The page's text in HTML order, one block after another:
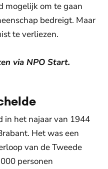
mogelijk om te gaan
bedreigt. Maar
te verliezen.
via NPO Start.
in het najaar van 1944
Het was een
van de Tweede
personen